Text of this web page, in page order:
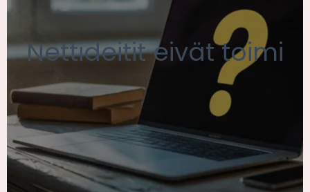
Nettideitit eivät toimi